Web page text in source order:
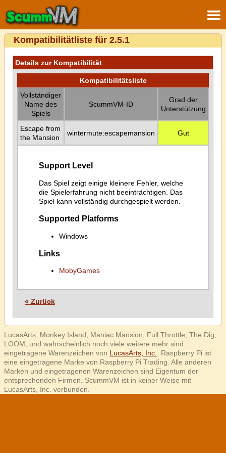
Kompatibilitätliste für 2.5.1
Details zur Kompatibilität
Kompatibilitätsliste
Vollständiger
Name des
Spiels
ScummVM-ID
Grad der
Unterstützung
Escape from
the Mansion
wintermute:escapemansion Gut
Support Level
Das Spiel zeigt einige kleinere Fehler, welche
die Spielerfahrung nicht beeinträchtigen. Das
Spiel kann vollständig durchgespielt werden.
Supported Platforms
Windows
Links
MobyGames
« Zurück
LucasArts, Monkey Island, Maniac Mansion, Full Throttle, The Dig,
LOOM, und wahrscheinlich noch viele weitere mehr sind
eingetragene Warenzeichen von LucasArts, Inc.
. Raspberry Pi ist
eine eingetragene Marke von Raspberry Pi Trading. Alle anderen
Marken und eingetragenen Warenzeichen sind Eigentum der
entsprechenden Firmen. ScummVM ist in keiner Weise mit
LucasArts, Inc. verbunden.